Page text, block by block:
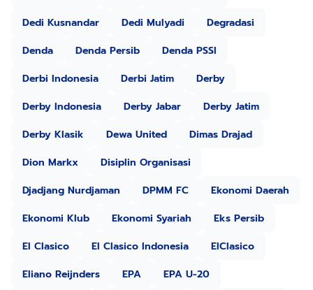
Dedi Kusnandar
Dedi Mulyadi
Degradasi
Denda
Denda Persib
Denda PSSI
Derbi Indonesia
Derbi Jatim
Derby
Derby Indonesia
Derby Jabar
Derby Jatim
Derby Klasik
Dewa United
Dimas Drajad
Dion Markx
Disiplin Organisasi
Djadjang Nurdjaman
DPMM FC
Ekonomi Daerah
Ekonomi Klub
Ekonomi Syariah
Eks Persib
El Clasico
El Clasico Indonesia
ElClasico
Eliano Reijnders
EPA
EPA U-20